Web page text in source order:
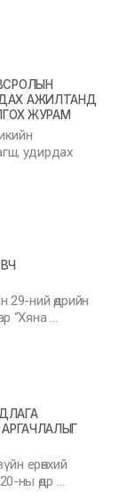
АЖИЛТАНД
ЖУРАМ
удирдах
29-ний өдрийн
“Хяна …
ерөнхий
ны өдр …